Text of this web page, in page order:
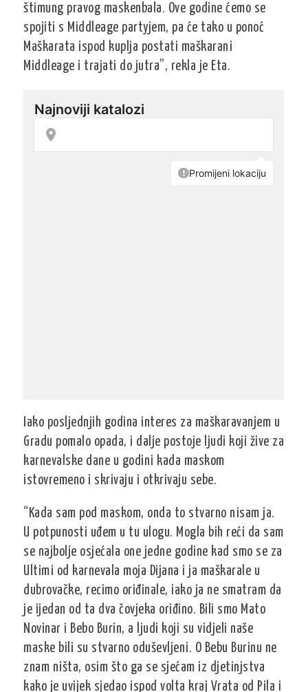
štimung pravog maskenbala. Ove godine ćemo se
spojiti s Middleage partyjem, pa će tako u ponoć
Maškarata ispod kuplja postati maškarani
Middleage i trajati do jutra”, rekla je Eta.
Iako posljednjih godina interes za maškaravanjem u
Gradu pomalo opada, i dalje postoje ljudi koji žive za
karnevalske dane u godini kada maskom
istovremeno i skrivaju i otkrivaju sebe.
“Kada sam pod maskom, onda to stvarno nisam ja.
U potpunosti uđem u tu ulogu. Mogla bih reći da sam
se najbolje osjećala one jedne godine kad smo se za
Ultimi od karnevala moja Dijana i ja maškarale u
dubrovačke, recimo oriđinale, iako ja ne smatram da
je ijedan od ta dva čovjeka oriđino. Bili smo Mato
Novinar i Bebo Burin, a ljudi koji su vidjeli naše
maske bili su stvarno oduševljeni. O Bebu Burinu ne
znam ništa, osim što ga se sjećam iz djetinjstva
kako je uvijek sjedao ispod volta kraj Vrata od Pila i